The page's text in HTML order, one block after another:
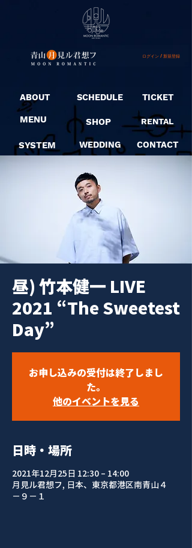
ログイン / 新規登録
ABOUT
MENU
SYSTEM
SCHEDULE
SHOP
WEDDING
TICKET
RENTAL
CONTACT
昼) 竹本健一 LIVE
2021 “The Sweetest
Day”
お申し込みの受付は終了しまし
た。
他のイベントを見る
日時・場所
2021年12月25日 12:30 – 14:00
月見ル君想フ, 日本、東京都港区南青山４
−９−１